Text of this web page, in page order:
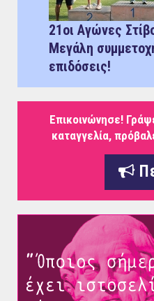
21οι Αγώνες
Μεγάλη
επιδόσεις!
Επικοινώνησε!
καταγγελία,